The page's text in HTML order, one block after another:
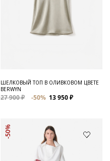
ШЕЛКОВЫЙ ТОП В ОЛИВКОВОМ ЦВЕТЕ
BERWYN
27 900 ₽ -50% 13 950 ₽
-50%